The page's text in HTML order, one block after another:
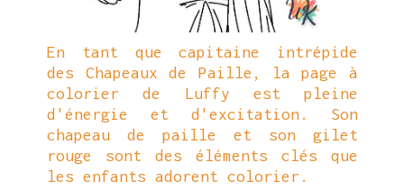
En tant que capitaine intrépide
des Chapeaux de Paille, la page à
colorier de Luffy est pleine
d'énergie et d'excitation. Son
chapeau de paille et son gilet
rouge sont des éléments clés que
les enfants adorent colorier.